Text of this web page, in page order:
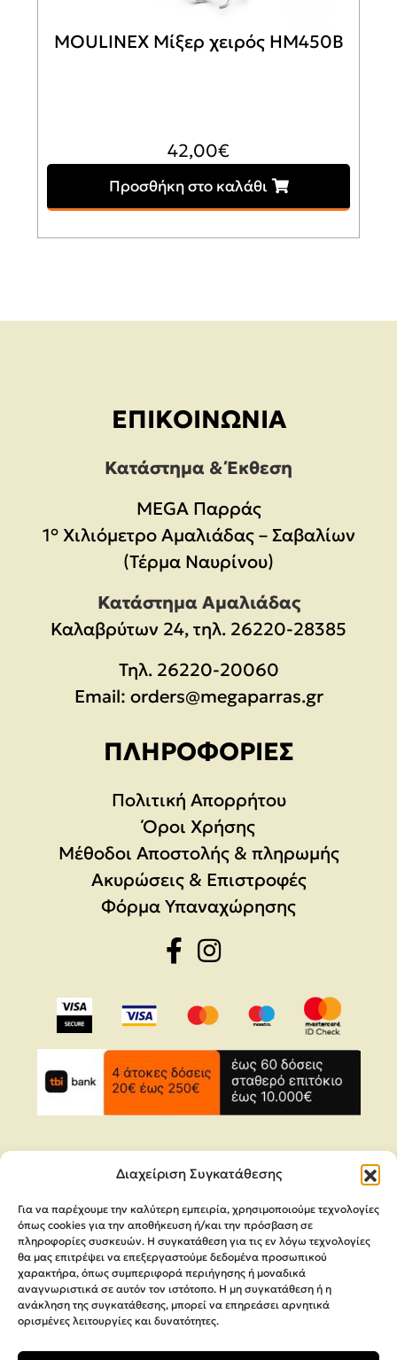
Διαχείριση Συγκατάθεσης
Για να παρέχουμε την καλύτερη εμπειρία, χρησιμοποιούμε τεχνολογίες
όπως cookies για την αποθήκευση ή/και την πρόσβαση σε
πληροφορίες συσκευών. Η συγκατάθεση για τις εν λόγω τεχνολογίες
θα μας επιτρέψει να επεξεργαστούμε δεδομένα προσωπικού
χαρακτήρα, όπως συμπεριφορά περιήγησης ή μοναδικά
αναγνωριστικά σε αυτόν τον ιστότοπο. Η μη συγκατάθεση ή η
ανάκληση της συγκατάθεσης, μπορεί να επηρεάσει αρνητικά
ορισμένες λειτουργίες και δυνατότητες.
MOULINEX Μίξερ χειρός HM450B
42,00€
Προσθήκη στο καλάθι
ΕΠΙΚΟΙΝΩΝΊΑ
Κατάστημα & Έκθεση
MEGA Παρράς
1° Χιλιόμετρο Αμαλιάδας – Σαβαλίων
(Τέρμα Ναυρίνου)
Κατάστημα Αμαλιάδας
Καλαβρύτων 24, τηλ. 26220-28385
Τηλ. 26220-20060
Email: orders@megaparras.gr
ΠΛΗΡΟΦΟΡΊΕΣ
Πολιτική Απορρήτου
Όροι Χρήσης
Μέθοδοι Αποστολής & πληρωμής
Ακυρώσεις & Επιστροφές
Φόρμα Υπαναχώρησης
Copyright 2026, MEGA Parras
Κατασκευή ΙστοσελίδωνInteractive Net Solutions